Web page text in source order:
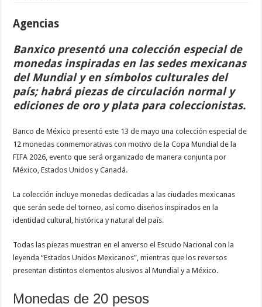
Agencias
Banxico presentó una colección especial de
monedas inspiradas en las sedes mexicanas
del Mundial y en símbolos culturales del
país; habrá piezas de circulación normal y
ediciones de oro y plata para coleccionistas.
Banco de México presentó este 13 de mayo una colección especial de
12 monedas conmemorativas con motivo de laCopa Mundial de la
FIFA 2026 , evento que será organizado de manera conjunta por
México ,Estados Unidos yCanadá.
La colección incluye monedas dedicadas a las ciudades mexicanas
que serán sede del torneo, así como diseños inspirados en la
identidad cultural, histórica y natural del país.
Todas las piezas muestran en el anverso el Escudo Nacional con la
leyenda “Estados Unidos Mexicanos”, mientras que los reversos
presentan distintos elementos alusivos al Mundial y a México.
Monedas de 20 pesos